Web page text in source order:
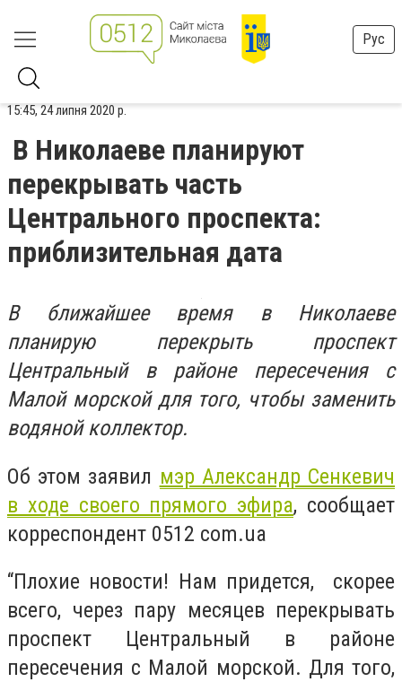
Рус
15:45, 24 липня 2020 р.
В Николаеве планируют
перекрывать часть
Центрального проспекта:
приблизительная дата
В ближайшее время в Николаеве
планирую перекрыть проспект
Центральный в районе пересечения с
Малой морской для того, чтобы заменить
водяной коллектор.
Об этом заявил мэр Александр Сенкевич
в ходе своего прямого эфира, сообщает
корреспондент 0512 com.ua
“Плохие новости! Нам придется, скорее
всего, через пару месяцев перекрывать
проспект Центральный в районе
пересечения с Малой морской. Для того,